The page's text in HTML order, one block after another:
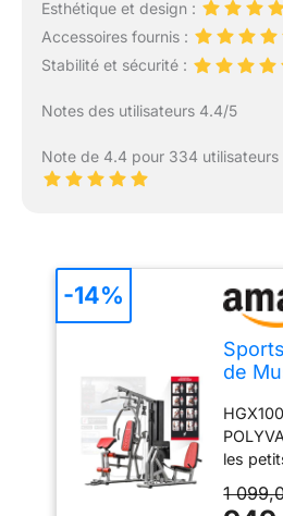
Esthétique et design :
Accessoires fournis :
Stabilité et sécurité :
Notes des utilisateurs 4.4/5
Note de 4.4 pour 334 utilisateurs
de
les
poids
1
-14%